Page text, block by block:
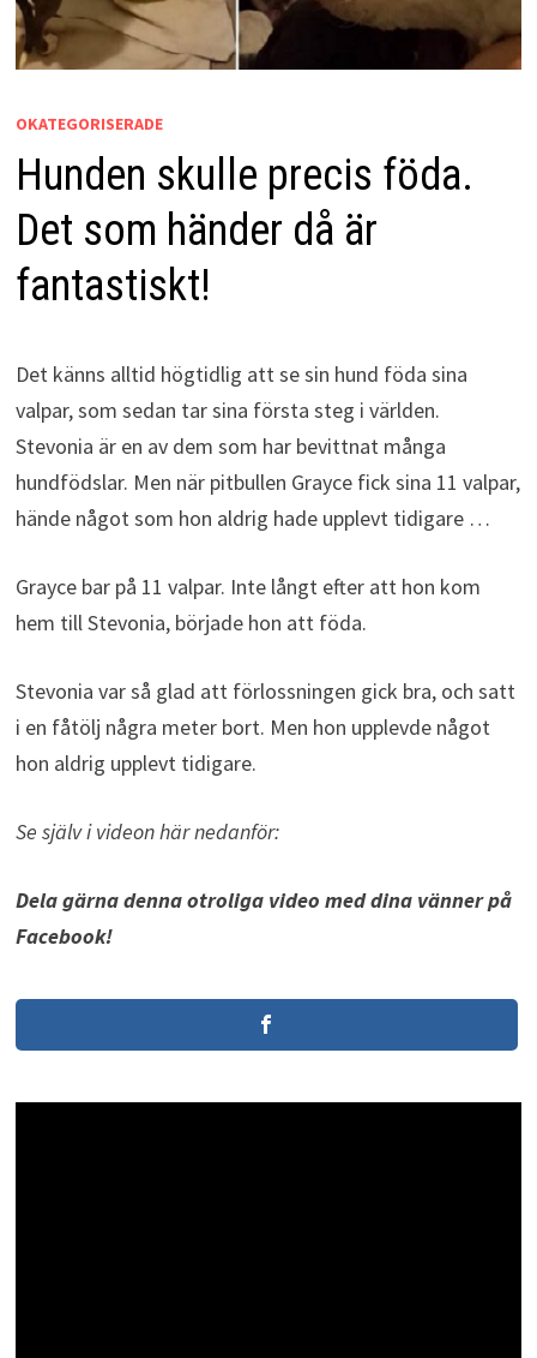
OKATEGORISERADE
Hunden skulle precis föda.
Det som händer då är
fantastiskt!
Det känns alltid högtidlig att se sin hund föda sina
valpar, som sedan tar sina första steg i världen.
Stevonia är en av dem som har bevittnat många
hundfödslar. Men när pitbullen Grayce fick sina 11 valpar,
hände något som hon aldrig hade upplevt tidigare …
Grayce bar på 11 valpar. Inte långt efter att hon kom
hem till Stevonia, började hon att föda.
Stevonia var så glad att förlossningen gick bra, och satt
i en fåtölj några meter bort. Men hon upplevde något
hon aldrig upplevt tidigare.
Se själv i videon här nedanför:
Dela gärna denna otroliga video med dina vänner på
Facebook!